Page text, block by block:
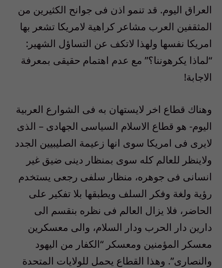
العراق اليوم. قد تنمو اذن فى جوانح الكثيرين من
المثقفين العرب مشاعر كراهية لامريكا تشعر بها
امريكا نفسها ولهذا لاتكف عن التساؤل الشهير:
“لماذا يكرهوننا؟” مع عدم اهتمام حقيقى بمعرفة
الاجابة!
وهناك قطاع اخر لايستهان به فى الشوارع العربية
اليوم- هو قطاع الاسلام السياسى الجهادى – الذى
لايرى فى امريكا سوى انها زعيمة الصليبيين الجدد
ولاينظر للعالم كله سوى بمنظار دينى ضيق غير
انسانى فى جوهره، منظار سلفى رجعى يستخدم
رؤية ولغة وفكر السلف ويطبقها بلا تفكير على
الحاضر، فلا يزال العالم فى نظره بنقسم الى
دارين دار الحرب ودار السلام، والى معسكرين
معسكر المؤمنين ومعسكر “الكفار من اليهود
والنصارى”. وهذا القطاع يحمل للولايات المتحدة